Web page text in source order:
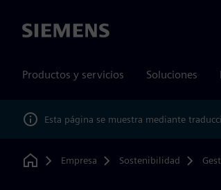
Siemens
Productos y servicios Soluciones
Esta página se muestra mediante
Home
Empresa Sostenibilidad